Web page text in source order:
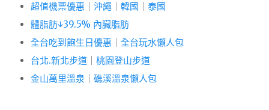
超值機票優惠 沖繩 韓國
泰國
體脂肪↓39.5% 內臟脂肪
全台吃到飽生日優惠
全台玩水懶人包
台北.新北步道
桃園登山步道
金山萬里溫泉
礁溪溫泉懶人包